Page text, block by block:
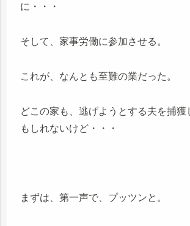
に・・・
そして、家事労働に参加させる。
これが、なんとも至難の業だった。
どこの家も、逃げようとする夫を捕獲
もしれないけど・・・
まずは、第一声で、プッツンと。